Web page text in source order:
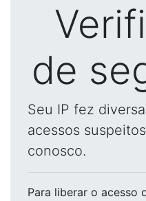
de
Seu IP fez
acessos
conosco.
Para liberar o acesso